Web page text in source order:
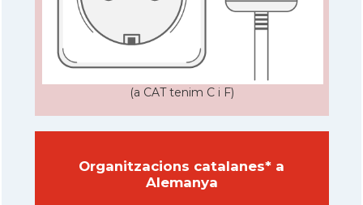
(a CAT tenim C i F)
Organitzacions catalanes* a
Alemanya